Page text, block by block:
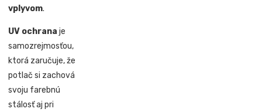
vplyvom.
UV ochrana je
samozrejmosťou,
ktorá zaručuje, že
potlač si zachová
svoju farebnú
stálosť aj pri